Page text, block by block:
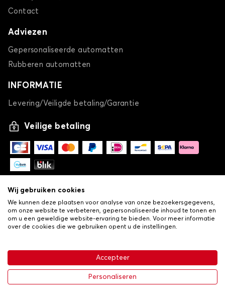
€ 113,43
-25% € 151,24
Contact
Adviezen
Gepersonaliseerde automatten
Rubberen automatten
INFORMATIE
Levering/Veiligde betaling/Garantie
Veilige betaling
Algemene verkoopvoorwaarden•Privacy- en cookiebeleid
•Livraison
Wij gebruiken cookies
We kunnen deze plaatsen voor analyse van onze bezoekersgegevens,
om onze website te verbeteren, gepersonaliseerde inhoud te tonen en
om u een geweldige website-ervaring te bieden. Voor meer informatie
over de cookies die we gebruiken opent u de instellingen.
Accepteer
Personaliseren